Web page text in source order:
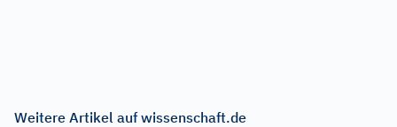
Weitere Artikel auf wissenschaft.de